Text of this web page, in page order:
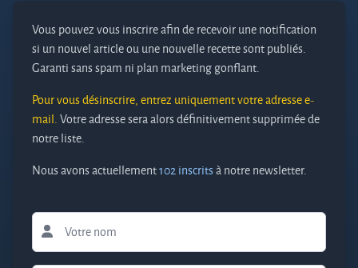
Vous pouvez vous inscrire afin de recevoir une notification
si un nouvel article ou une nouvelle recette sont publiés.
Garanti sans spam ni plan marketing gonflant.
Pour vous désinscrire, entrez uniquement votre adresse e-
mail.Votre adresse sera alors définitivement supprimée de
notre liste.
Nous avons actuellement102 inscritsà notre newsletter.